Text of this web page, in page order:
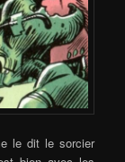
le dit le sorcier